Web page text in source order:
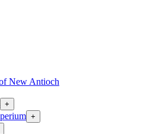
New Antioch
+
+